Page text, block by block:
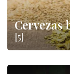
Cervezas
[5]